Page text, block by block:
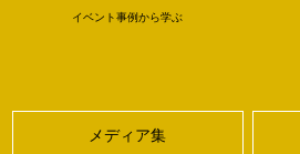
イベント事例から学ぶ
メディア集